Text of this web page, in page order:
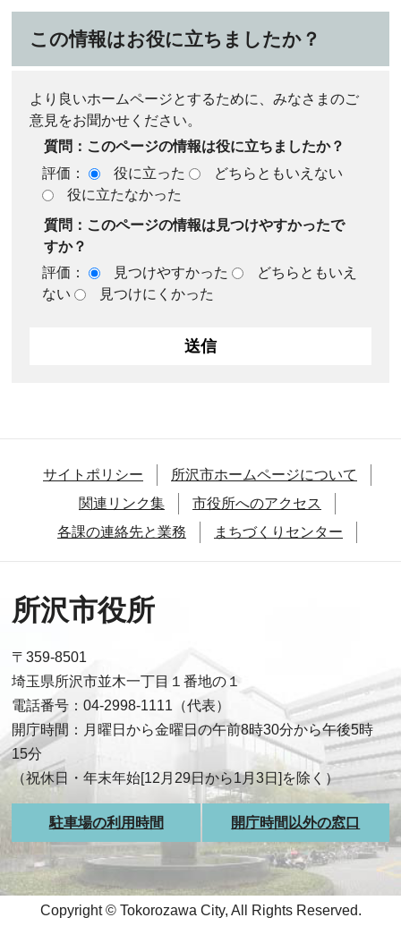
この情報はお役に立ちましたか？
より良いホームページとするために、みなさまのご
意見をお聞かせください。
質問：このページの情報は役に立ちましたか？
評価：
役に立った
どちらともいえない
役に立たなかった
質問：このページの情報は見つけやすかったで
すか？
評価：
見つけやすかった
どちらともいえ
ない
見つけにくかった
サイトポリシー
所沢市ホームページについて
関連リンク集
市役所へのアクセス
各課の連絡先と業務
まちづくりセンター
所沢市役所
〒359-8501
埼玉県所沢市並木一丁目１番地の１
電話番号：04-2998-1111（代表）
開庁時間：月曜日から金曜日の午前8時30分から午後5時
15分
（祝休日・年末年始[12月29日から1月3日]を除く）
駐車場の利用時間 開庁時間以外の窓口
Copyright © Tokorozawa City, All Rights Reserved.